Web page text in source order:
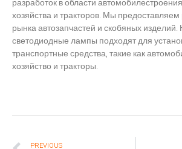
разработок в области
хозяйства и тракторов. Мы
рынка автозапчастей и скобяных
светодиодные лампы подходят для
транспортные средства, такие как
хозяйство и тракторы.
PREVIOUS